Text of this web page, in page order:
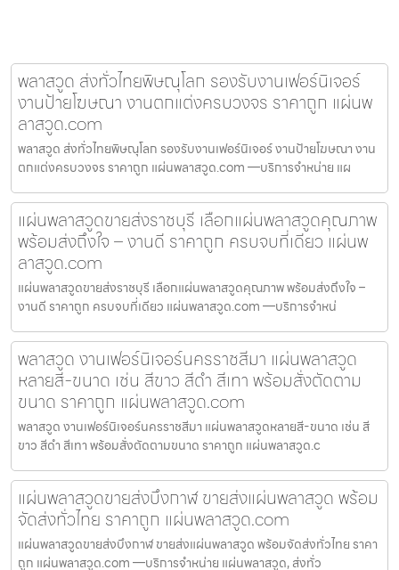
พลาสวูด ส่งทั่วไทยพิษณุโลก รองรับงานเฟอร์นิเจอร์
งานป้ายโฆษณา งานตกแต่งครบวงจร ราคาถูก แผ่นพ
ลาสวูด.com
พลาสวูด ส่งทั่วไทยพิษณุโลก รองรับงานเฟอร์นิเจอร์ งานป้ายโฆษณา งาน
ตกแต่งครบวงจร ราคาถูก แผ่นพลาสวูด.com —บริการจำหน่าย แผ
แผ่นพลาสวูดขายส่งราชบุรี เลือกแผ่นพลาสวูดคุณภาพ
พร้อมส่งถึงใจ – งานดี ราคาถูก ครบจบที่เดียว แผ่นพ
ลาสวูด.com
แผ่นพลาสวูดขายส่งราชบุรี เลือกแผ่นพลาสวูดคุณภาพ พร้อมส่งถึงใจ –
งานดี ราคาถูก ครบจบที่เดียว แผ่นพลาสวูด.com —บริการจำหน่
พลาสวูด งานเฟอร์นิเจอร์นครราชสีมา แผ่นพลาสวูด
หลายสี-ขนาด เช่น สีขาว สีดำ สีเทา พร้อมสั่งตัดตาม
ขนาด ราคาถูก แผ่นพลาสวูด.com
พลาสวูด งานเฟอร์นิเจอร์นครราชสีมา แผ่นพลาสวูดหลายสี-ขนาด เช่น สี
ขาว สีดำ สีเทา พร้อมสั่งตัดตามขนาด ราคาถูก แผ่นพลาสวูด.c
แผ่นพลาสวูดขายส่งบึงกาฬ ขายส่งแผ่นพลาสวูด พร้อม
จัดส่งทั่วไทย ราคาถูก แผ่นพลาสวูด.com
แผ่นพลาสวูดขายส่งบึงกาฬ ขายส่งแผ่นพลาสวูด พร้อมจัดส่งทั่วไทย ราคา
ถูก แผ่นพลาสวูด.com —บริการจำหน่าย แผ่นพลาสวูด, ส่งทั่ว